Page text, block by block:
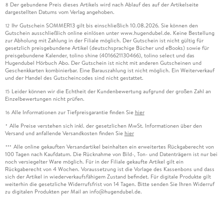
8 Der gebundene Preis dieses Artikels wird nach Ablauf des auf der Artikelseite
dargestellten Datums vom Verlag angehoben.
12 Ihr Gutschein SOMMER13 gilt bis einschließlich 10.08.2026. Sie können den
Gutschein ausschließlich online einlösen unter www.hugendubel.de. Keine Bestellung
zur Abholung mit Zahlung in der Filiale möglich. Der Gutschein ist nicht gültig für
gesetzlich preisgebundene Artikel (deutschsprachige Bücher und eBooks) sowie für
preisgebundene Kalender, tolino shine (4016621130466), tolino select und das
Hugendubel Hörbuch Abo. Der Gutschein ist nicht mit anderen Gutscheinen und
Geschenkkarten kombinierbar. Eine Barauszahlung ist nicht möglich. Ein Weiterverkauf
und der Handel des Gutscheincodes sind nicht gestattet.
15 Leider können wir die Echtheit der Kundenbewertung aufgrund der großen Zahl an
Einzelbewertungen nicht prüfen.
16 Alle Informationen zur Tiefpreisgarantie finden Sie hier
* Alle Preise verstehen sich inkl. der gesetzlichen MwSt. Informationen über den
Versand und anfallende Versandkosten finden Sie hier
*** Alle online gekauften Versandartikel beinhalten ein erweitertes Rückgaberecht von
100 Tagen nach Kaufdatum. Die Rücknahme von Bild-, Ton- und Datenträgern ist nur bei
noch versiegelter Ware möglich. Für in der Filiale gekaufte Artikel gilt ein
Rückgaberecht von 4 Wochen. Voraussetzung ist die Vorlage des Kassenbons und dass
sich der Artikel in wiederverkaufsfähigem Zustand befindet. Für digitale Produkte gilt
weiterhin die gesetzliche Widerrufsfrist von 14 Tagen. Bitte senden Sie Ihren Widerruf
zu digitalen Produkten per Mail an info@hugendubel.de.